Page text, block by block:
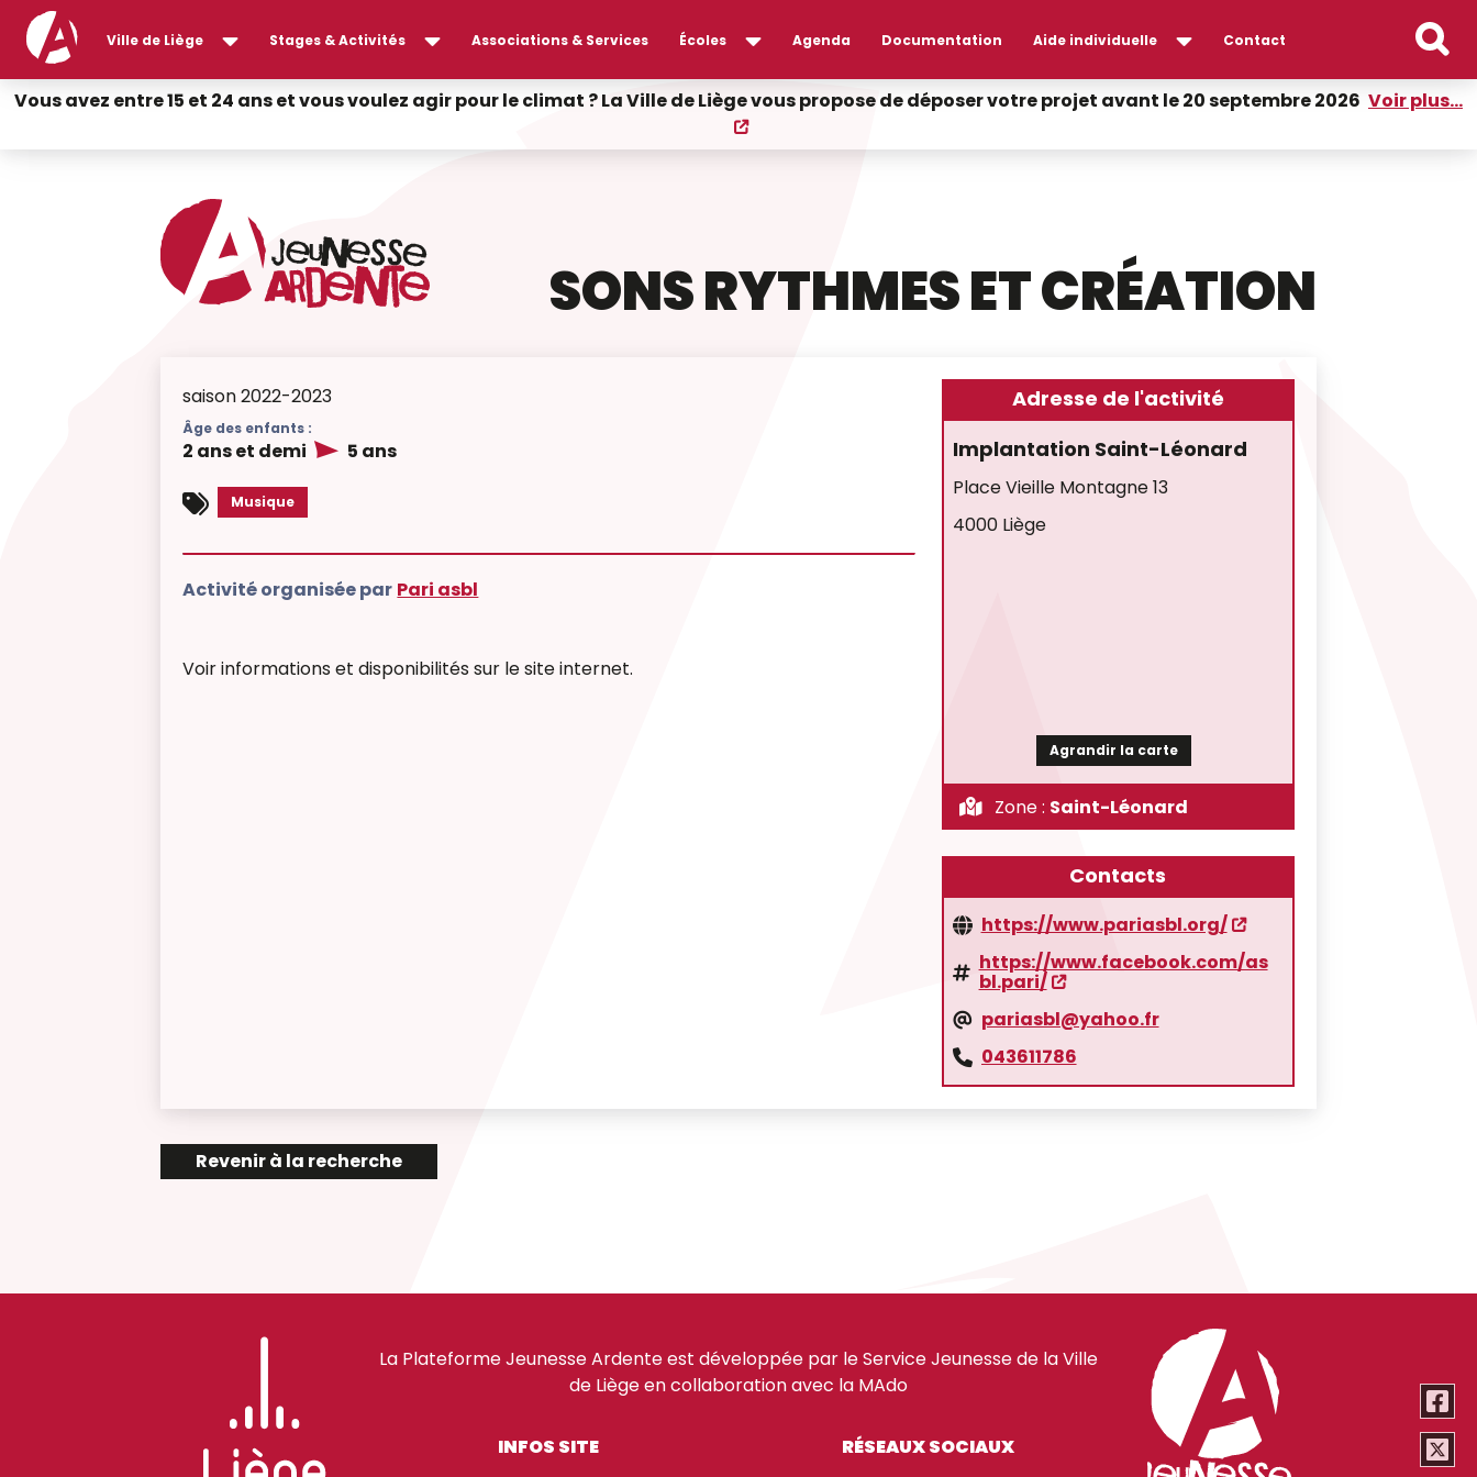
Ville de Liège Stages & Activités Associations & Services Écoles Agenda Documentation Aide individuelle Contact
Vous avez entre 15 et 24 ans et vous voulez agir pour le climat ? La Ville de Liège vous propose de déposer votre projet avant le 20 septembre 2026 Voir plus...
SONS RYTHMES ET CRÉATION
saison 2022-2023
Âge des enfants :
2 ans et demi 5 ans
Musique
Activité organisée par Pari asbl
Voir informations et disponibilités sur le site internet.
Adresse de l'activité
Implantation Saint-Léonard
Place Vieille Montagne 13
4000 Liège
Agrandir la carte
Zone : Saint-Léonard
Contacts
https://www.pariasbl.org/
https://www.facebook.com/as
bl.pari/
pariasbl@yahoo.fr
043611786
Revenir à la recherche
La Plateforme Jeunesse Ardente est développée par le Service Jeunesse de la Ville
de Liège en collaboration avec la MAdo
INFOS SITE
RÉSEAUX SOCIAUX